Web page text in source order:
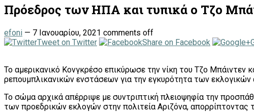
Πρόεδρος των ΗΠΑ και τυπικά ο Τζο
efoni — 7 Ιανουαρίου, 2021 comments off
Tweet on Twitter
Share on Facebook
Το αμερικανικό Κονγκρέσο επικύρωσε την νίκη του Τζο
ρεπουμπλικανικών ενστάσεων για την εγκυρότητα των
Το σώμα αρχικά απέρριψε με συντριπτική πλειοψηφία την
των προεδρικών εκλογών στην πολιτεία Αριζόνα, απορρίπτοντας